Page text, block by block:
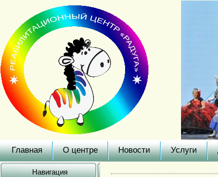
Главная О центре Новости Услуги
Навигация